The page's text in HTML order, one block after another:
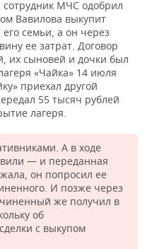
МЧС одобрил
Вавилова выкупит
семьи, а он через
ее затрат. Договор
их сыновей и дочки был
«Чайка» 14 июля
приехал другой
55 тысяч рублей
лагеря.
А в ходе
— и переданная
он попросил ее
И позже через
же получил в
об
с выкупом